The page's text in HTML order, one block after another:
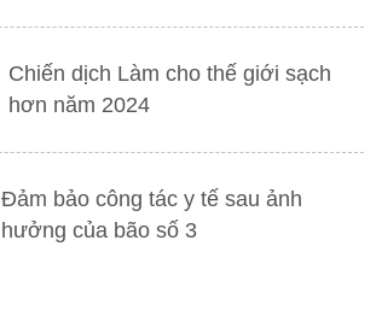
Chiến dịch Làm cho thế giới sạch
hơn năm 2024
Đảm bảo công tác y tế sau ảnh
hưởng của bão số 3